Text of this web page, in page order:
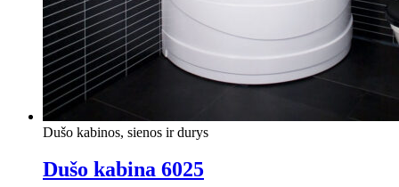
Dušo kabinos, sienos ir durys
Dušo kabina 6025